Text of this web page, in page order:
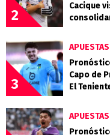
2
Cacique
3
APUESTAS
Capo de
El
APUESTAS